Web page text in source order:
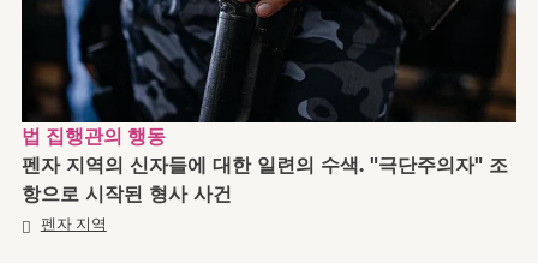
법 집행관의 행동
펜자 지역의 신자들에 대한 일련의 수색. "극단주의자" 조
항으로 시작된 형사 사건
펜자 지역